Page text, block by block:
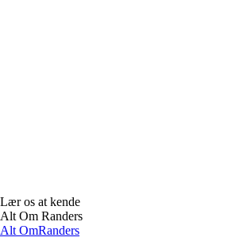
Lær os at kende
Alt Om Randers
Alt OmRanders